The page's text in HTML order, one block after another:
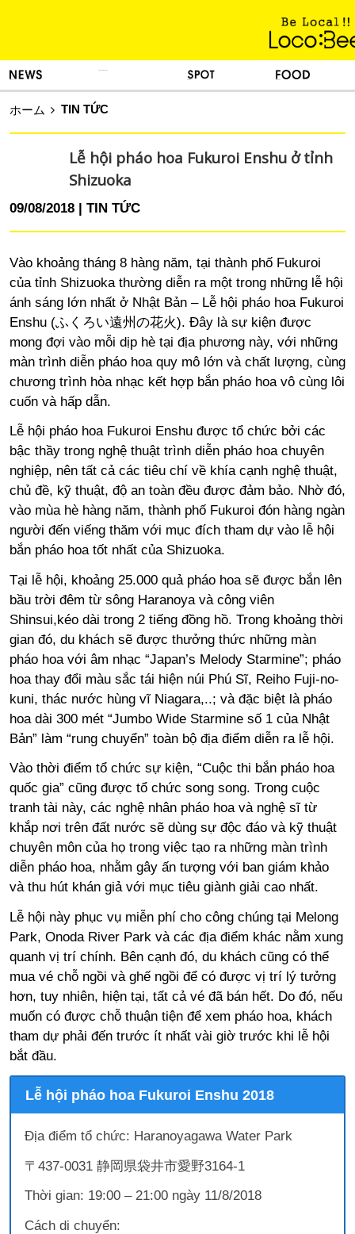
ホーム TIN TỨC
Lễ hội pháo hoa Fukuroi Enshu ở tỉnh
Shizuoka
09/08/2018 TIN TỨC
Vào khoảng tháng 8 hàng năm, tại thành phố Fukuroi
của tỉnh Shizuoka thường diễn ra một trong những lễ hội
ánh sáng lớn nhất ở Nhật Bản – Lễ hội pháo hoa Fukuroi
Enshu (ふくろい遠州の花火). Đây là sự kiện được
mong đợi vào mỗi dịp hè tại địa phương này, với những
màn trình diễn pháo hoa quy mô lớn và chất lượng, cùng
chương trình hòa nhạc kết hợp bắn pháo hoa vô cùng lôi
cuốn và hấp dẫn.
Lễ hội pháo hoa Fukuroi Enshu được tổ chức bởi các
bậc thầy trong nghệ thuật trình diễn pháo hoa chuyên
nghiệp, nên tất cả các tiêu chí về khía cạnh nghệ thuật,
chủ đề, kỹ thuật, độ an toàn đều được đảm bảo. Nhờ đó,
vào mùa hè hàng năm, thành phố Fukuroi đón hàng ngàn
người đến viếng thăm với mục đích tham dự vào lễ hội
bắn pháo hoa tốt nhất của Shizuoka.
Tại lễ hội, khoảng 25.000 quả pháo hoa sẽ được bắn lên
bầu trời đêm từ sông Haranoya và công viên
Shinsui,kéo dài trong 2 tiếng đồng hồ. Trong khoảng thời
gian đó, du khách sẽ được thưởng thức những màn
pháo hoa với âm nhạc “Japan’s Melody Starmine”; pháo
hoa thay đổi màu sắc tái hiện núi Phú Sĩ, Reiho Fuji-no-
kuni, thác nước hùng vĩ Niagara,..; và đặc biệt là pháo
hoa dài 300 mét “Jumbo Wide Starmine số 1 của Nhật
Bản” làm “rung chuyển” toàn bộ địa điểm diễn ra lễ hội.
Vào thời điểm tổ chức sự kiện, “Cuộc thi bắn pháo hoa
quốc gia” cũng được tổ chức song song. Trong cuộc
tranh tài này, các nghệ nhân pháo hoa và nghệ sĩ từ
khắp nơi trên đất nước sẽ dùng sự độc đáo và kỹ thuật
chuyên môn của họ trong việc tạo ra những màn trình
diễn pháo hoa, nhằm gây ấn tượng với ban giám khảo
và thu hút khán giả với mục tiêu giành giải cao nhất.
Lễ hội này phục vụ miễn phí cho công chúng tại Melong
Park, Onoda River Park và các địa điểm khác nằm xung
quanh vị trí chính. Bên cạnh đó, du khách cũng có thể
mua vé chỗ ngồi và ghế ngồi để có được vị trí lý tưởng
hơn, tuy nhiên, hiện tại, tất cả vé đã bán hết. Do đó, nếu
muốn có được chỗ thuận tiện để xem pháo hoa, khách
tham dự phải đến trước ít nhất vài giờ trước khi lễ hội
bắt đầu.
Lễ hội pháo hoa Fukuroi Enshu 2018
Địa điểm tổ chức: Haranoyagawa Water Park
〒437-0031 静岡県袋井市愛野3164-1
Thời gian: 19:00 – 21:00 ngày 11/8/2018
Cách di chuyển: